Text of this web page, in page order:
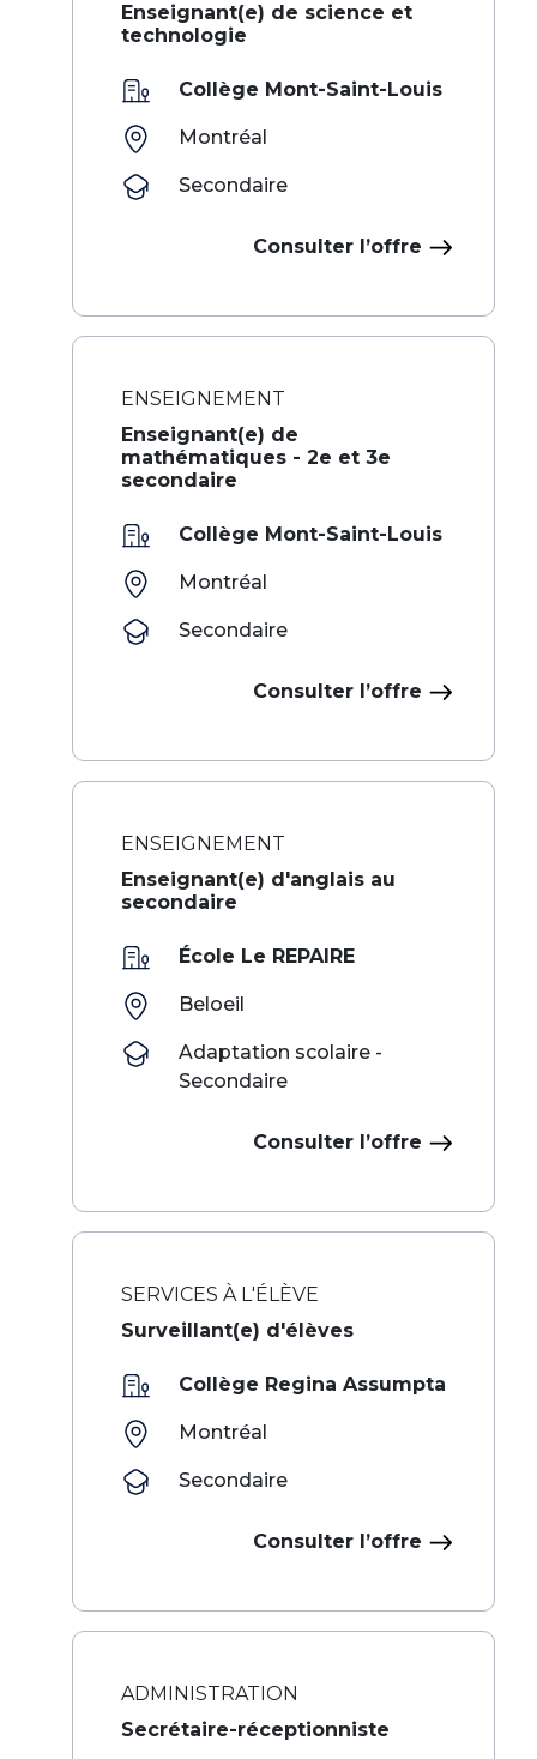
Enseignant(e) de science et
technologie
Collège Mont-Saint-Louis
Montréal
Secondaire
Consulter l’offre
ENSEIGNEMENT
Enseignant(e) de
mathématiques - 2e et 3e
secondaire
Collège Mont-Saint-Louis
Montréal
Secondaire
Consulter l’offre
ENSEIGNEMENT
Enseignant(e) d'anglais au
secondaire
École Le REPAIRE
Beloeil
Adaptation scolaire -
Secondaire
Consulter l’offre
SERVICES À L'ÉLÈVE
Surveillant(e) d'élèves
Collège Regina Assumpta
Montréal
Secondaire
Consulter l’offre
ADMINISTRATION
Secrétaire-réceptionniste